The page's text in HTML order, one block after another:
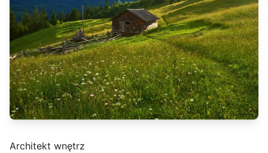
Architekt wnętrz